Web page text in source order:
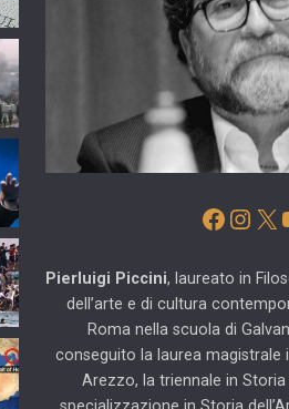
X
Pierluigi Piccini, laureato in
dell’arte e di cultura
Roma nella scuola di
conseguito la laurea magistrale
Arezzo, la triennale in Storia